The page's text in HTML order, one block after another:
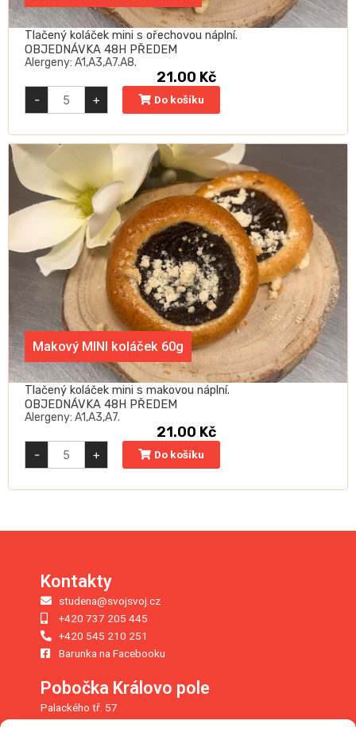
Tlačený koláček mini s ořechovou náplní.
OBJEDNÁVKA 48H PŘEDEM
Alergeny: A1,A3,A7.A8.
21.00 Kč
-
Ořechový
MINI
koláček
+ Do košíku
Makový MINI koláček 60g
Tlačený koláček mini s makovou náplní.
OBJEDNÁVKA 48H PŘEDEM
Alergeny: A1,A3,A7.
21.00 Kč
-
Makový
MINI
koláček
+ Do košíku
Kontakty
studena@svojsvoj.cz
+420 737 205 445
+420 545 210 251
Barunka na Facebooku
Pobočka Královo pole
Palackého tř. 57